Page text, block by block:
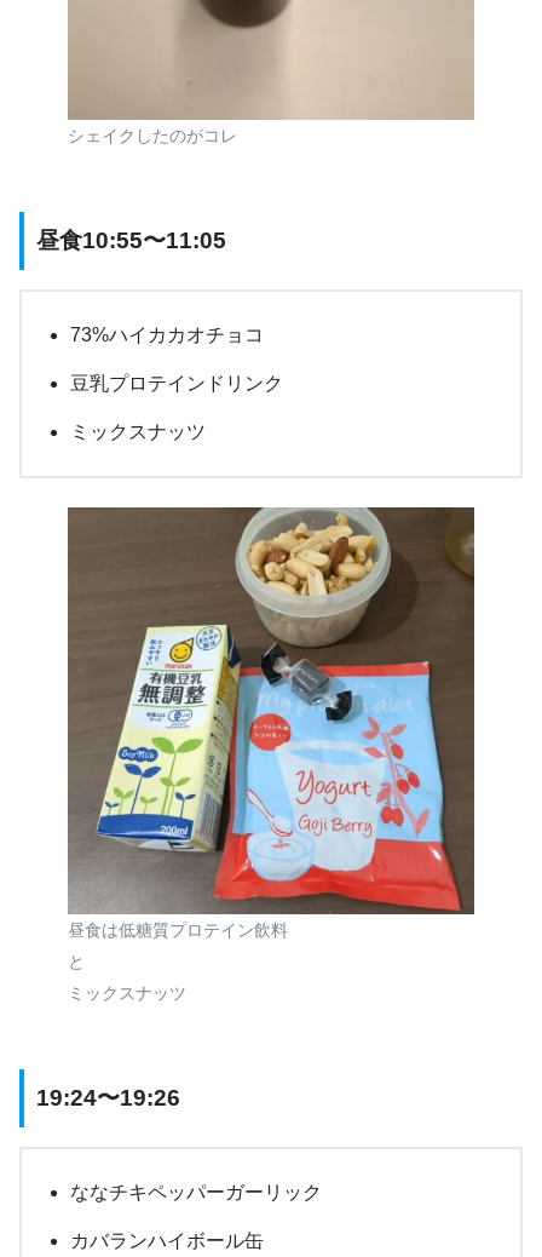
シェイクしたのがコレ
昼食10:55〜11:05
73%ハイカカオチョコ
豆乳プロテインドリンク
ミックスナッツ
昼食は低糖質プロテイン飲料
と
ミックスナッツ
19:24〜19:26
ななチキペッパーガーリック
カバランハイボール缶